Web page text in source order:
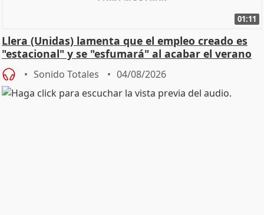
01:11
Llera (Unidas) lamenta que el empleo creado es
"estacional" y se "esfumará" al acabar el verano
Sonido Totales 04/08/2026